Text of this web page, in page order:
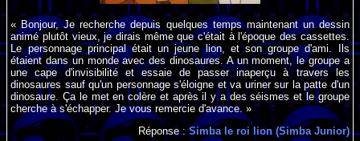
« Bonjour, Je recherche depuis quelques temps maintenant un dessin
animé plutôt vieux, je dirais même que c'était à l'époque des cassettes.
Le personnage principal était un jeune lion, et son groupe d'ami. Ils
étaient dans un monde avec des dinosaures. A un moment, le groupe a
une cape d'invisibilité et essaie de passer inaperçu à travers les
dinosaures sauf qu'un personnage s'éloigne et va uriner sur la patte d'un
dinosaure. Ça le met en colère et après il y a des séismes et le groupe
cherche à s'échapper. Je vous remercie d'avance. »
Réponse :Simba le roi lion (Simba Junior)